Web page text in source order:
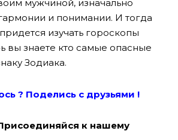
мужчиной, изначально
и понимании. И тогда
изучать гороскопы
вы знаете кто самые опасные
Зодиака.
? Поделись с друзьями !
к нашему